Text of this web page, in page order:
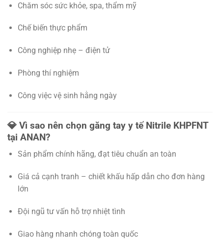
Chăm sóc sức khỏe, spa, thẩm mỹ
Chế biến thực phẩm
Công nghiệp nhẹ – điện tử
Phòng thí nghiệm
Công việc vệ sinh hằng ngày
💎 Vì sao nên chọn găng tay y tế Nitrile KHPFNT
tại ANAN?
Sản phẩm chính hãng, đạt tiêu chuẩn an toàn
Giá cả cạnh tranh – chiết khấu hấp dẫn cho đơn hàng
lớn
Đội ngũ tư vấn hỗ trợ nhiệt tình
Giao hàng nhanh chóng toàn quốc